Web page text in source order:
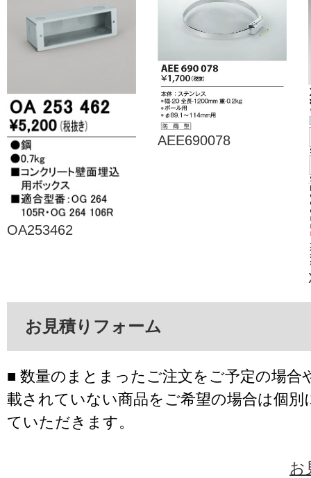
OA253462
AEE690078
お見積りフォーム
■ 数量のまとまったご注文をご予定の場合
載されていない商品をご希望の場合は個別
ていただきます。
お